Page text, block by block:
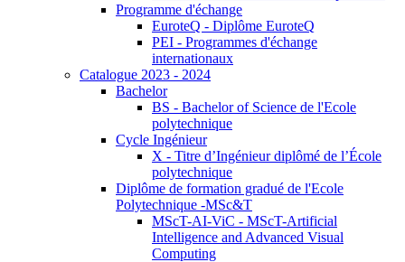
Programme d'échange
EuroteQ - Diplôme EuroteQ
PEI - Programmes d'échange
internationaux
Catalogue 2023 - 2024
Bachelor
BS - Bachelor of Science de l'Ecole
polytechnique
Cycle Ingénieur
X - Titre d’Ingénieur diplômé de l’École
polytechnique
Diplôme de formation gradué de l'Ecole
Polytechnique -MSc&T
MScT-AI-ViC - MScT-Artificial
Intelligence and Advanced Visual
Computing